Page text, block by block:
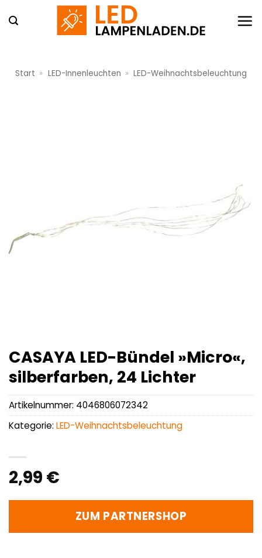
Inhalt
Start » LED-Innenleuchten » LED-Weihnachtsbeleuchtung
CASAYA LED-Bündel »Micro«,
silberfarben, 24 Lichter
2,99 €
ZUM PARTNERSHOP
Artikelnummer: 4046806072342
Kategorie: LED-Weihnachtsbeleuchtung